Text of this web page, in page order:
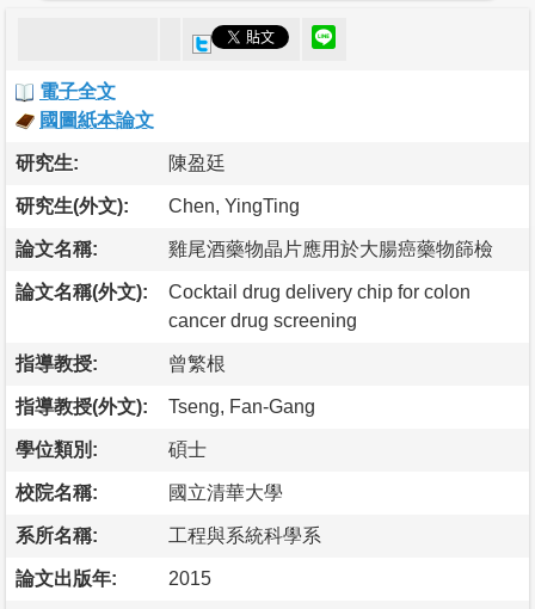
電子全文
國圖紙本論文
研究生: 陳盈廷
研究生(外文): Chen, YingTing
論文名稱: 雞尾酒藥物晶片應用於大腸癌藥物篩檢
論文名稱(外文):
Cocktail drug delivery chip for colon
cancer drug screening
指導教授: 曾繁根
指導教授(外文): Tseng, Fan-Gang
學位類別: 碩士
校院名稱: 國立清華大學
系所名稱: 工程與系統科學系
論文出版年: 2015